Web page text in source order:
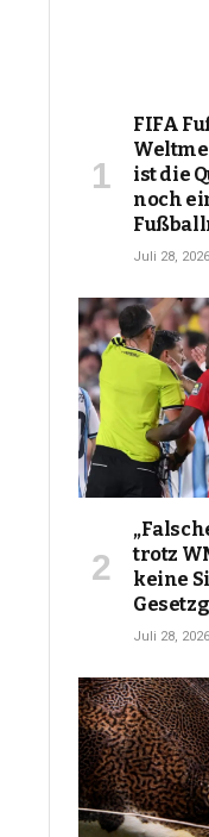
FIFA
ist die
noch
Juli 28, 2026
trotz
keine
Juli 28, 2026